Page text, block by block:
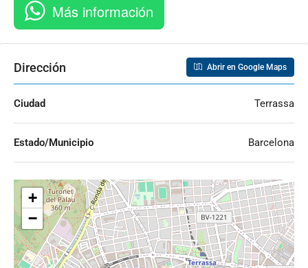
Más información
Dirección Abrir en Google Maps
Ciudad Terrassa
Estado/Municipio Barcelona
+
−